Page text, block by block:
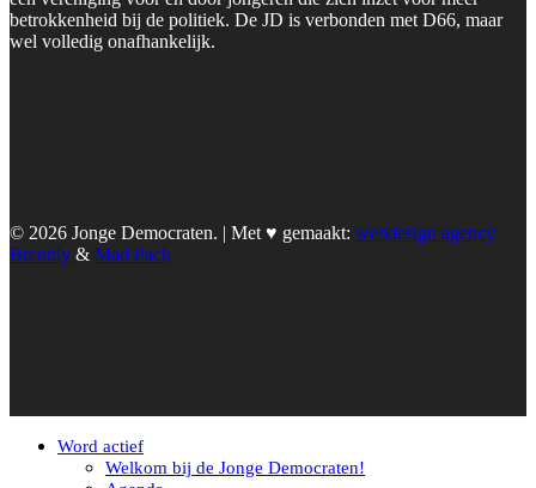
betrokkenheid bij de politiek. De JD is verbonden met D66, maar
wel volledig onafhankelijk.
© 2026 Jonge Democraten. | Met ♥︎ gemaakt: webdesign agency
Brendly & Mad Pack
Word actief
Welkom bij de Jonge Democraten!